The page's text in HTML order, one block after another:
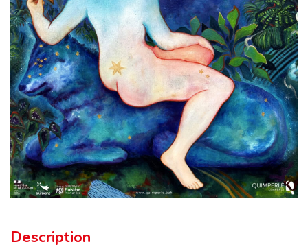
Description